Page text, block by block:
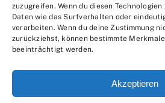
zuzugreifen. Wenn du diesen
Daten wie das Surfverhalten oder
verarbeiten. Wenn du deine Zustimmung
zurückziehst, können bestimmte
beeinträchtigt werden.
Akzeptieren
Impressum